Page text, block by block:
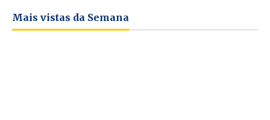
Mais vistas da Semana